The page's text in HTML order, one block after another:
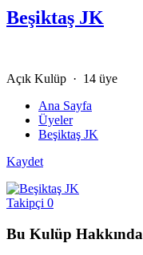
Beşiktaş JK
Açık Kulüp · 14 üye
Ana Sayfa
Üyeler
Beşiktaş JK
Kaydet
Takipçi 0
Bu Kulüp Hakkında